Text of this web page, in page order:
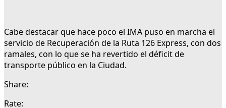
Cabe destacar que hace poco el IMA puso en marcha el
servicio de Recuperación de la Ruta 126 Express, con dos
ramales, con lo que se ha revertido el déficit de
transporte público en la Ciudad.
Share:
Rate: